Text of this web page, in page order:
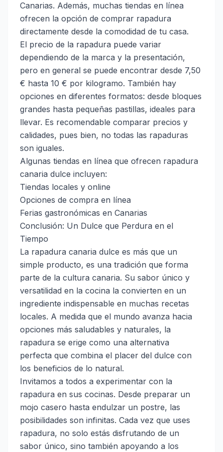
Canarias. Además, muchas tiendas en línea
ofrecen la opción de comprar rapadura
directamente desde la comodidad de tu casa.
El precio de la rapadura puede variar
dependiendo de la marca y la presentación,
pero en general se puede encontrar desde 7,50
€ hasta 10 € por kilogramo. También hay
opciones en diferentes formatos: desde bloques
grandes hasta pequeñas pastillas, ideales para
llevar. Es recomendable comparar precios y
calidades, pues bien, no todas las rapaduras
son iguales.
Algunas tiendas en línea que ofrecen rapadura
canaria dulce incluyen:
Tiendas locales y online
Opciones de compra en línea
Ferias gastronómicas en Canarias
Conclusión: Un Dulce que Perdura en el
Tiempo
La rapadura canaria dulce es más que un
simple producto, es una tradición que forma
parte de la cultura canaria. Su sabor único y
versatilidad en la cocina la convierten en un
ingrediente indispensable en muchas recetas
locales. A medida que el mundo avanza hacia
opciones más saludables y naturales, la
rapadura se erige como una alternativa
perfecta que combina el placer del dulce con
los beneficios de lo natural.
Invitamos a todos a experimentar con la
rapadura en sus cocinas. Desde preparar un
mojo casero hasta endulzar un postre, las
posibilidades son infinitas. Cada vez que uses
rapadura, no solo estás disfrutando de un
sabor único, sino también apoyando a los